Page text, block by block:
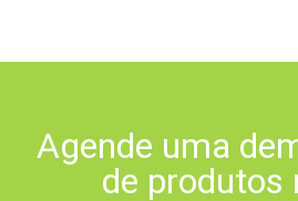
Agende uma
de produtos